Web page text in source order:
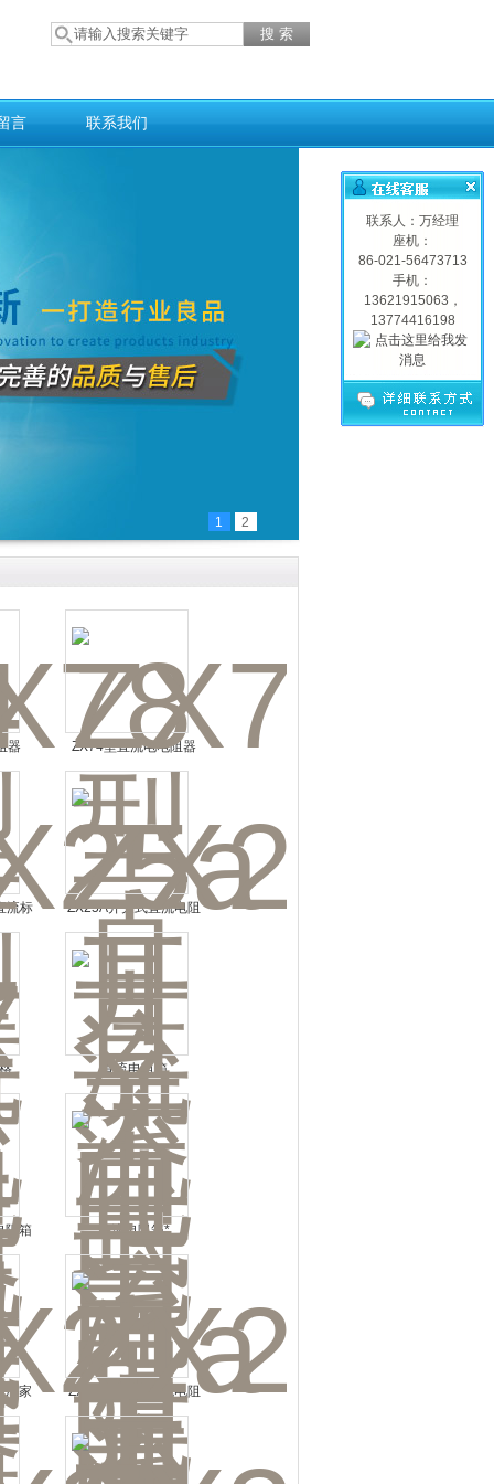
言 联系我们
1 2
器 ZX74型直流电电阻器
流标
ZX25A开关式直流电阻
箱
直流电阻箱
阻箱 直流电阻箱*
厂家
ZX25a开关式直流电阻
箱
联系人：万经理
座机：
86-021-56473713
手机：
13621915063，
13774416198